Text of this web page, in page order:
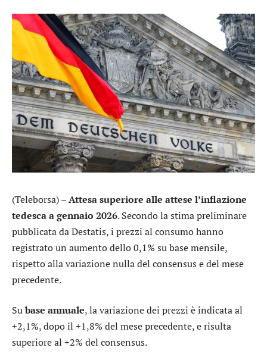
(Teleborsa) –Attesa superiore alle attese l’inflazione
tedesca a gennaio 2026. Secondo la stima preliminare
pubblicata da Destatis, i prezzi al consumo hanno
registrato un aumento dello 0,1% su base mensile,
rispetto alla variazione nulla del consensus e del mese
precedente.
Subase annuale, la variazione dei prezzi è indicata al
+2,1%, dopo il +1,8% del mese precedente, e risulta
superiore al +2% del consensus.